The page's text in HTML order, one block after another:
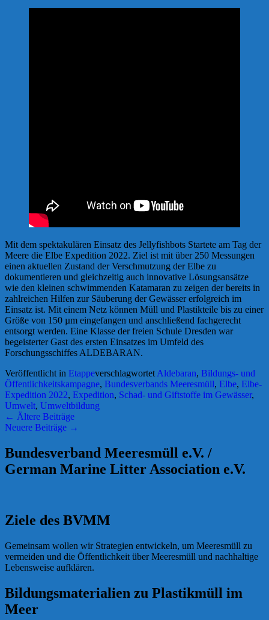
Mit dem spektakulären Einsatz des Jellyfishbots Startete am Tag der
Meere die Elbe Expedition 2022. Ziel ist mit über 250 Messungen
einen aktuellen Zustand der Verschmutzung der Elbe zu
dokumentieren und gleichzeitig auch innovative Lösungsansätze
wie den kleinen schwimmenden Katamaran zu zeigen der bereits in
zahlreichen Hilfen zur Säuberung der Gewässer erfolgreich im
Einsatz ist. Mit einem Netz können Müll und Plastikteile bis zu einer
Größe von 150 µm eingefangen und anschließend fachgerecht
entsorgt werden. Eine Klasse der freien Schule Dresden war
begeisterter Gast des ersten Einsatzes im Umfeld des
Forschungsschiffes ALDEBARAN.
Veröffentlicht in Etappeverschlagwortet Aldebaran, Bildungs- und
Öffentlichkeitskampagne, Bundesverbands Meeresmüll, Elbe, Elbe-
Expedition 2022, Expedition, Schad- und Giftstoffe im Gewässer,
Umwelt, Umweltbildung
Beitrags-
Navigation
← Ältere Beiträge
Neuere Beiträge →
Bundesverband Meeresmüll e.V. /
German Marine Litter Association e.V.
Ziele des BVMM
Gemeinsam wollen wir Strategien entwickeln, um Meeresmüll zu
vermeiden und die Öffentlichkeit über Meeresmüll und nachhaltige
Lebensweise aufklären.
Bildungsmaterialien zu Plastikmüll im
Meer